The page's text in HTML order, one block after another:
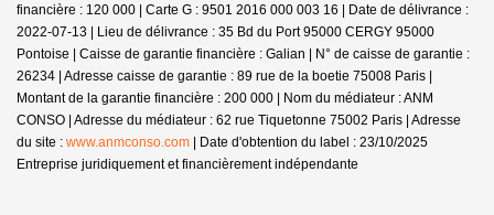
financière : 120 000 | Carte G : 9501 2016 000 003 16 | Date de délivrance :
2022-07-13 | Lieu de délivrance : 35 Bd du Port 95000 CERGY 95000
Pontoise | Caisse de garantie financière : Galian | N° de caisse de garantie :
26234 | Adresse caisse de garantie : 89 rue de la boetie 75008 Paris |
Montant de la garantie financière : 200 000 | Nom du médiateur : ANM
CONSO | Adresse du médiateur : 62 rue Tiquetonne 75002 Paris | Adresse
du site : www.anmconso.com | Date d'obtention du label : 23/10/2025
Entreprise juridiquement et financièrement indépendante